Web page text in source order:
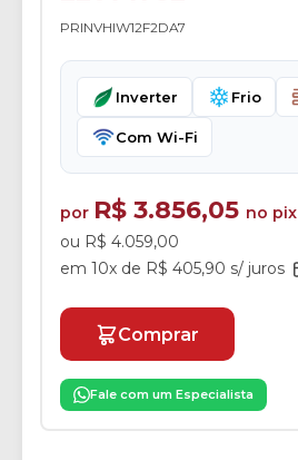
PRINVHIW12F2DA7
Inverter Frio
Com Wi-Fi
por R$ 3.856,05 no pix
ou R$ 4.059,00
em 10x de R$ 405,90 s/ juros
Comprar
Fale com um Especialista